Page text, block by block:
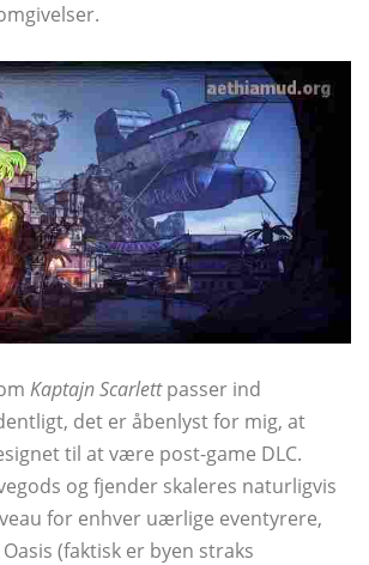
Kaptajn Scarlettpasser ind
det er åbenlyst for mig, at
til at være post-game DLC.
og fjender skaleres naturligvis
for enhver uærlige eventyrere,
(faktisk er byen straks